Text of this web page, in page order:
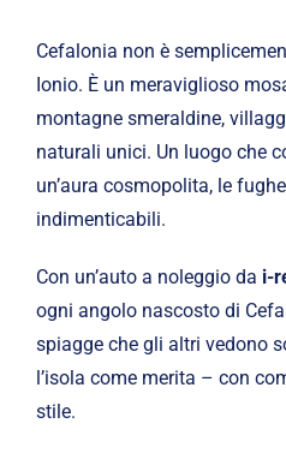
Cefalonia non è
Ionio. È un meraviglioso
montagne smeraldine,
naturali unici. Un luogo che
un’aura cosmopolita, le
indimenticabili.
Con un’auto a noleggio da i-
ogni angolo nascosto di
spiagge che gli altri vedono
l’isola come merita – con
stile.